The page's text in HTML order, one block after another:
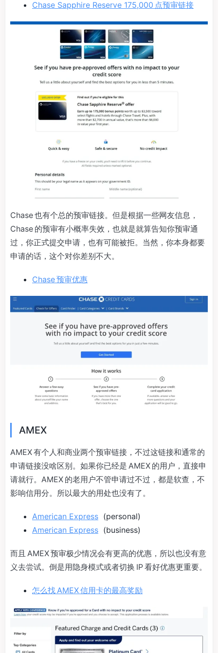
Chase Sapphire Reserve 175,000 点预审链接
Chase 也有个总的预审链接。但是根据一些网友信息，
Chase 的预审有小概率失效，也就是就算告知你预审通
过，你正式提交申请，也有可能被拒。当然，你本身都要
申请的话，这个对你差别不大。
Chase 预审优惠
AMEX
AMEX 有个人和商业两个预审链接，不过这链接和通常的
申请链接没啥区别。如果你已经是 AMEX 的用户，直接申
请就行。AMEX 的老用户不管申请过不过，都是软查，不
影响信用分。所以最大的用处也没有了。
American Express (personal)
American Express (business)
而且 AMEX 预审极少情况会有更高的优惠，所以也没有意
义去尝试。倒是用隐身模式或者切换 IP 看好优惠更重要。
怎么找 AMEX 信用卡的最高奖励